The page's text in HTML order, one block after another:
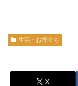
生活・お役立ち
X